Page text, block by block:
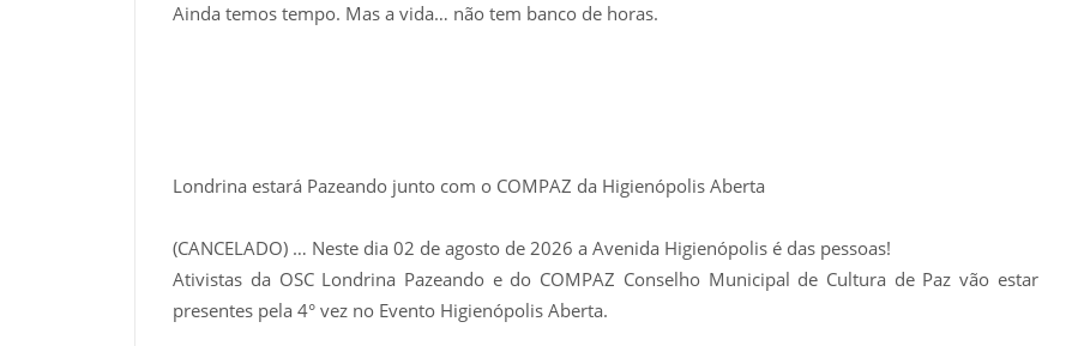
Ainda temos tempo. Mas a vida… não tem banco de horas.
Londrina estará Pazeando junto com o COMPAZ da Higienópolis Aberta
(CANCELADO) … Neste dia 02 de agosto de 2026 a Avenida Higienópolis é das pessoas!
Ativistas da OSC Londrina Pazeando e do COMPAZ Conselho Municipal de Cultura de Paz vão estar
presentes pela 4° vez no Evento Higienópolis Aberta.